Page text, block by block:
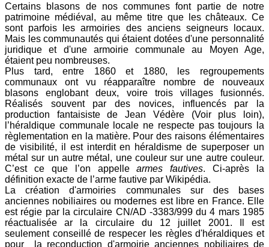
Certains blasons de nos communes font partie de notre
patrimoine médiéval, au même titre que les châteaux. Ce
sont parfois les armoiries des anciens seigneurs locaux.
Mais les communautés qui étaient dotées d'une personnalité
juridique et d'une armoirie communale au Moyen Age,
étaient peu nombreuses.
Plus tard, entre 1860 et 1880, les regroupements
communaux ont vu réapparaître nombre de nouveaux
blasons englobant deux, voire trois villages fusionnés.
Réalisés souvent par des novices, influencés par la
production fantaisiste de Jean Védère (Voir plus loin),
l’héraldique communale locale ne respecte pas toujours la
règlementation en la matière. Pour des raisons élémentaires
de visibilité, il est interdit en héraldisme de superposer un
métal sur un autre métal, une couleur sur une autre couleur.
C’est ce que l’on appellearmes fautives. Ci-après la
définition exacte de l’arme fautive par Wikipédia.
La création d'armoiries communales sur des bases
anciennes nobiliaires ou modernes est libre en France. Elle
est régie par la circulaire CN/AD -3383/999 du 4 mars 1985
réactualisée ar la circulaire du 12 juillet 2001. Il est
seulement conseillé de respecer les règles d'héraldiques et
pour la reconduction d'armoirie anciennes nobiliaires de